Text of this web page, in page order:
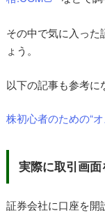
その中で気に入った
ょう。
以下の記事も参考に
株初心者のための“
実際に取引画面
証券会社に口座を開